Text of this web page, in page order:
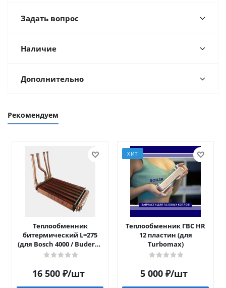
Задать вопрос
Наличие
Дополнительно
Рекомендуем
Теплообменник
битермический L=275
(для Bosch 4000 / Buderus
042)
16 500₽/шт
ХИТ
Теплообменник ГВС HR
12 пластин (для
Turbomax)
5 000₽/шт